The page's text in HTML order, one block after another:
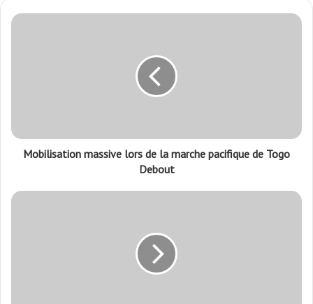
Mobilisation massive lors de la marche pacifique de Togo
Debout